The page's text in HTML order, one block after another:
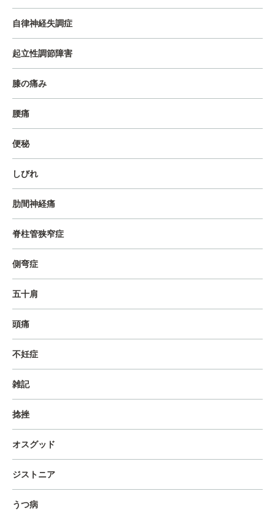
自律神経失調症
起立性調節障害
膝の痛み
腰痛
便秘
しびれ
肋間神経痛
脊柱管狭窄症
側弯症
五十肩
頭痛
不妊症
雑記
捻挫
オスグッド
ジストニア
うつ病